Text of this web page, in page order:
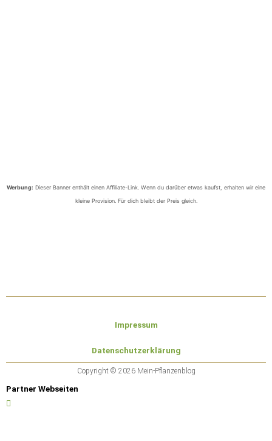
Werbung: Dieser Banner enthält einen Affiliate-Link. Wenn du darüber etwas kaufst, erhalten wir eine
kleine Provision. Für dich bleibt der Preis gleich.
Impressum
Datenschutzerklärung
Copyright © 2026 Mein-Pflanzenblog
Partner Webseiten